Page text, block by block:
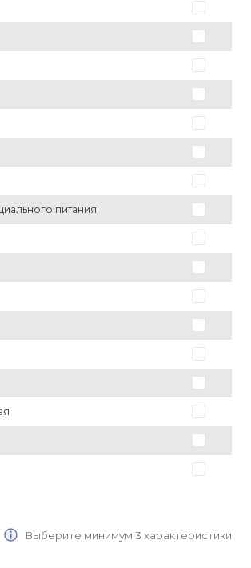
питания
Выберите минимум 3 характеристики